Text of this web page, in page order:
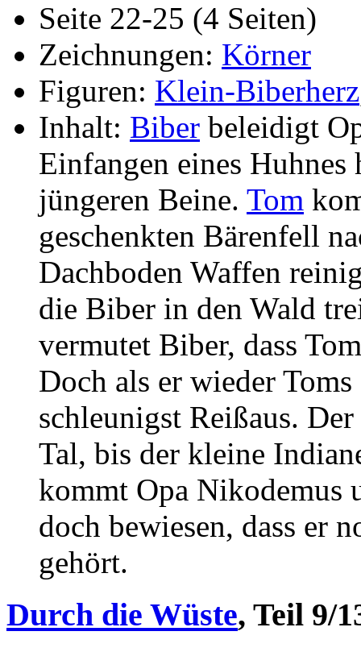
Seite 22-25 (4 Seiten)
Zeichnungen: Körner
Figuren: Klein-Biberherz
Inhalt: Biber beleidigt
Einfangen eines
jüngeren Beine. Tom
geschenkten Bärenfell
Dachboden Waffen
die Biber in den Wald
vermutet Biber, dass
Doch als er wieder
schleunigst Reißaus.
Tal, bis der kleine
kommt Opa Nikodemus
doch bewiesen, dass er
gehört.
Durch die Wüste, Teil 9/